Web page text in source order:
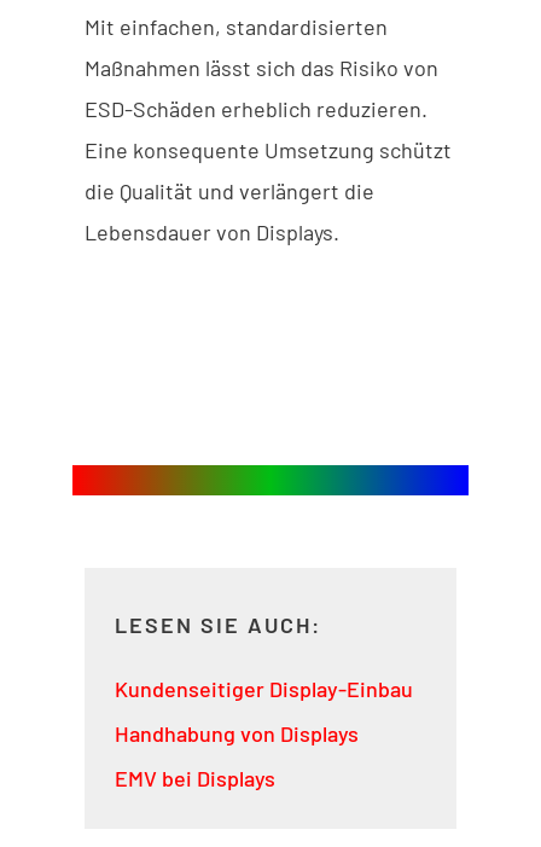
Mit einfachen, standardisierten
Maßnahmen lässt sich das Risiko von
ESD-Schäden erheblich reduzieren.
Eine konsequente Umsetzung schützt
die Qualität und verlängert die
Lebensdauer von Displays.
LESEN SIE AUCH:
Kundenseitiger Display-Einbau
Handhabung von Displays
EMV bei Displays